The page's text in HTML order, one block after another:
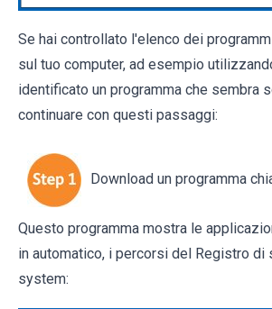
Se hai controllato l'elenco dei
sul tuo computer, ad esempio
identificato un programma che sembra
continuare con questi passaggi:
Download un programma
Questo programma mostra le
in automatico, i percorsi del Registro di
system: